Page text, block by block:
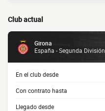
Club actual
Girona
España - Segunda División
En el club desde
Con contrato hasta
Llegado desde